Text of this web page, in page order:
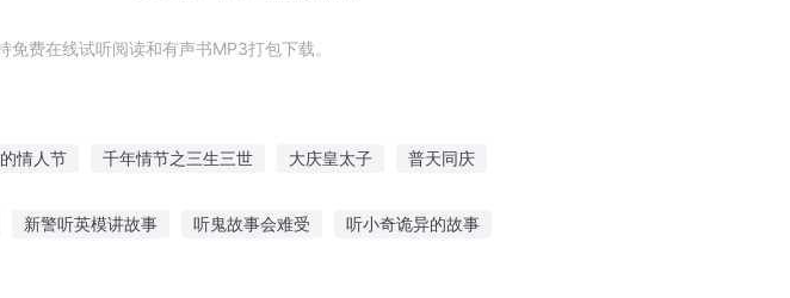
费在线试听阅读和有声书MP3打包下载。
情人节 千年情节之三生三世 大庆皇太子 普天同庆
新警听英模讲故事 听鬼故事会难受 听小奇诡异的故事